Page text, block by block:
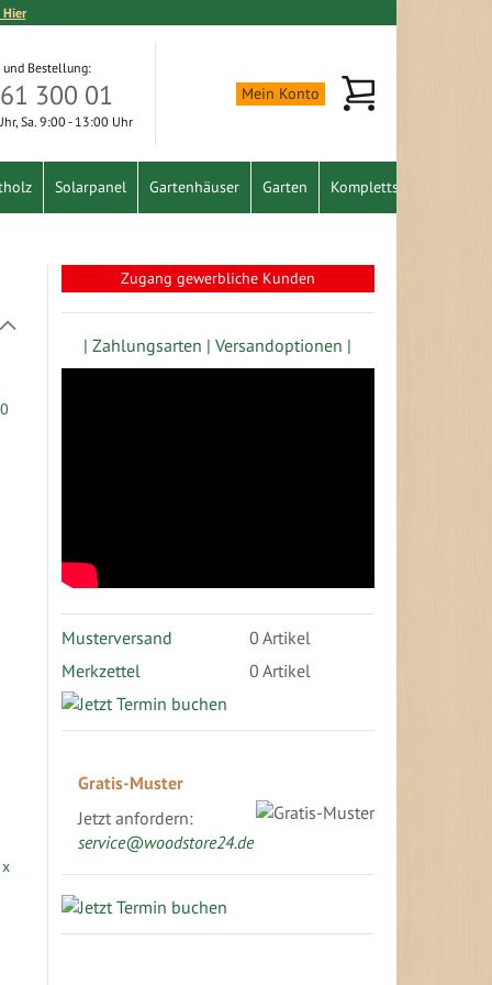
und Bestellung:
300 01
Sa. 9:00 - 13:00 Uhr
Mein Konto Mein Warenkorb
Solarpanel Gartenhäuser Garten Komplettset
absteigender
Zugang gewerbliche Kunden
| Zahlungsarten | Versandoptionen |
Musterversand 0 Artikel
Merkzettel
0 Artikel
Gratis-Muster
Jetzt anfordern:
service@woodstore24.de